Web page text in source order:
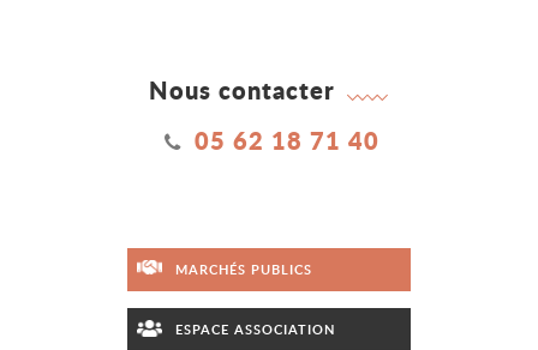
Nous contacter
05 62 18 71 40
MARCHÉS PUBLICS
ESPACE ASSOCIATION